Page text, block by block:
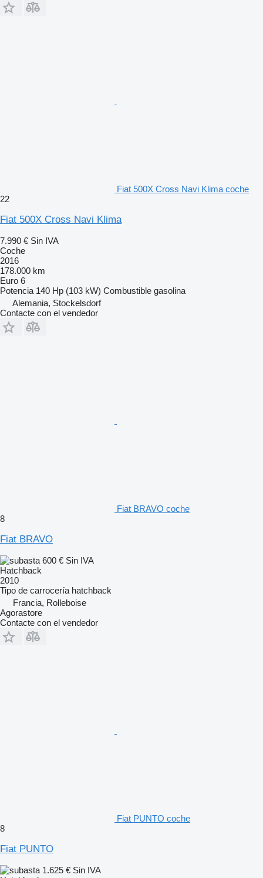
Fiat 500X Cross Navi Klima coche
22
Fiat 500X Cross Navi Klima
7.990 € Sin IVA
Coche
2016
178.000 km
Euro 6
Potencia 140 Hp (103 kW) Combustible gasolina
Alemania, Stockelsdorf
Contacte con el vendedor
Fiat BRAVO coche
8
Fiat BRAVO
600 € Sin IVA
Hatchback
2010
Tipo de carrocería hatchback
Francia, Rolleboise
Agorastore
Contacte con el vendedor
Fiat PUNTO coche
8
Fiat PUNTO
1.625 € Sin IVA